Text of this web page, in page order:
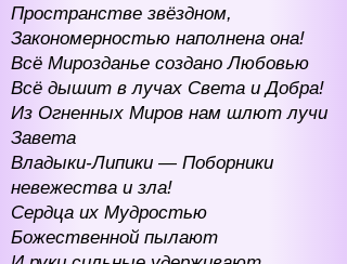
Пространстве звёздном,
Закономерностью наполнена она!
Всё Мирозданье создано Любовью
Всё дышит в лучах Света и Добра!
Из Огненных Миров нам шлют лучи
Завета
Владыки-Липики — Поборники
невежества и зла!
Сердца их Мудростью
Божественной пылают